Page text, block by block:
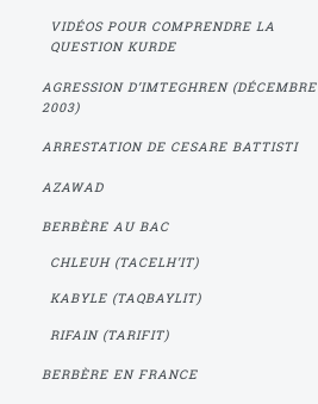
VIDÉOS POUR COMPRENDRE LA
QUESTION KURDE
AGRESSION D’IMTEGHREN (DÉCEMBRE
2003)
ARRESTATION DE CESARE BATTISTI
AZAWAD
BERBÈRE AU BAC
CHLEUH (TACELH’IT)
KABYLE (TAQBAYLIT)
RIFAIN (TARIFIT)
BERBÈRE EN FRANCE